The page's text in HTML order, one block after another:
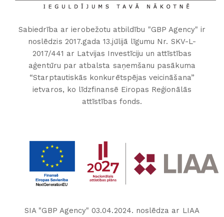
Sabiedrība ar ierobežotu atbildību "GBP Agency" ir
noslēdzis 2017.gada 13.jūlijā līgumu Nr. SKV-L-
2017/441 ar Latvijas Investīciju un attīstības
aģentūru par atbalsta saņemšanu pasākuma
“Starptautiskās konkurētspējas veicināšana”
ietvaros, ko līdzfinansē Eiropas Reģionālās
attīstības fonds.
SIA "GBP Agency" 03.04.2024. noslēdza ar LIAA